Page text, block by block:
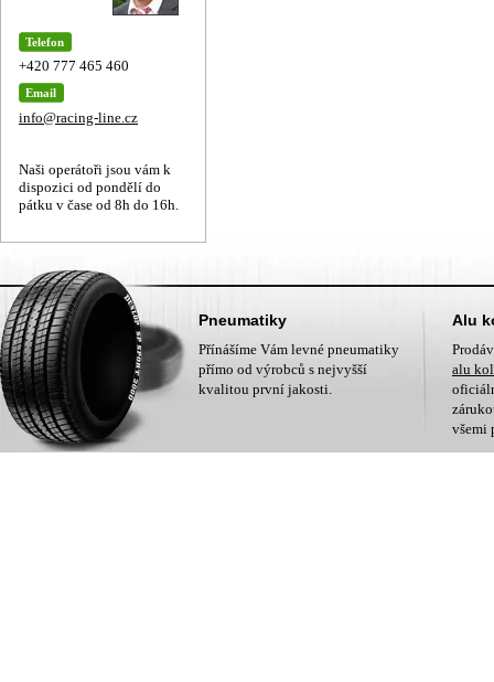
Telefon
+420 777 465 460
Email
info@racing-line.cz
Naši operátoři jsou vám k
dispozici od pondělí do
pátku v čase od 8h do 16h.
Pneumatiky
Přínášíme Vám levné pneumatiky
přímo od výrobců s nejvyšší
kvalitou první jakosti.
Alu
alu
všemi